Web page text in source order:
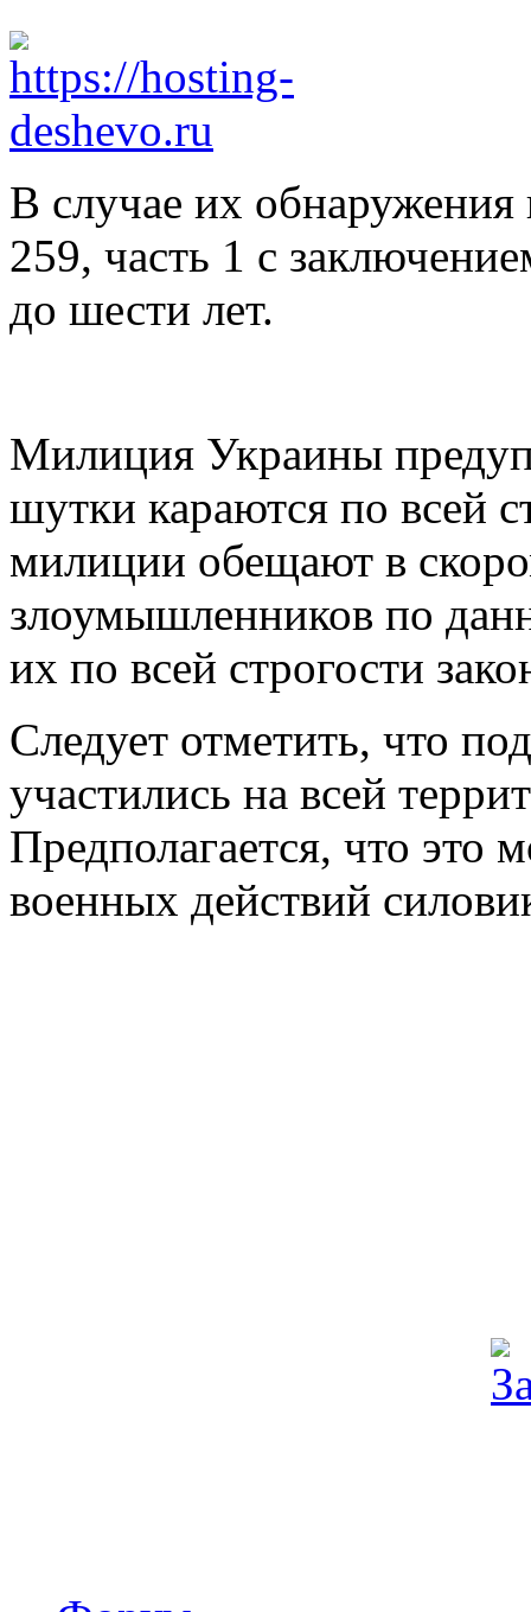
В случае их обнаружения
259, часть 1 с
до шести лет.
Милиция Украины
шутки караются по всей
милиции обещают в
злоумышленников по
их по всей строгости
Следует отметить, что
участились на всей
Предполагается, что это
военных действий